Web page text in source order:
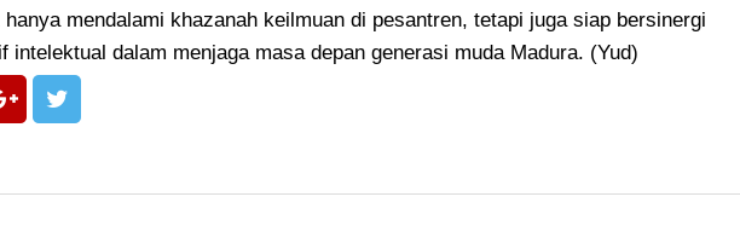
mendalami khazanah keilmuan di pesantren, tetapi juga siap bersinergi
intelektual dalam menjaga masa depan generasi muda Madura. (Yud)